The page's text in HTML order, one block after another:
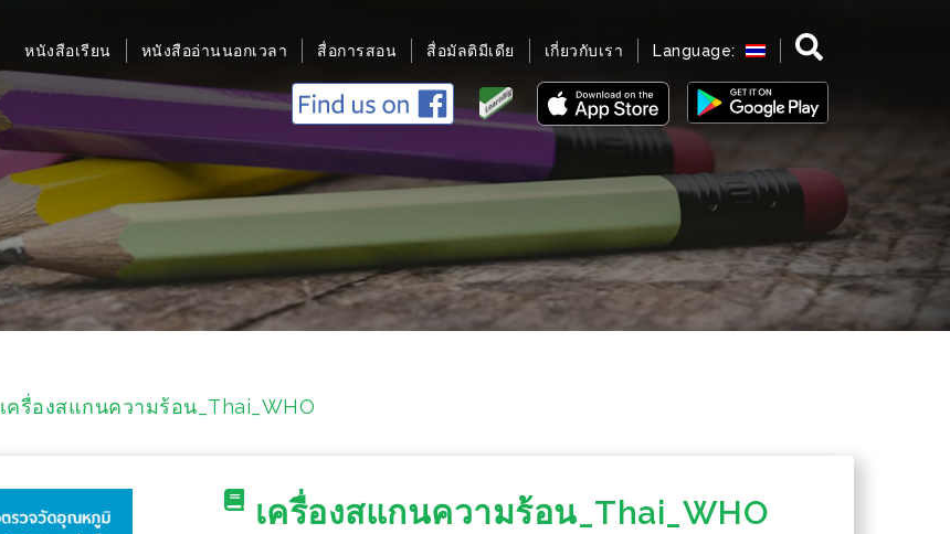
หนังสือเรียน หนังสืออ่านนอกเวลา สื่อการสอน สื่อมัลติมีเดีย เกี่ยวกับเรา Language:
เครื่องสแกนความร้อน_Thai_WHO
เครื่องสแกนความร้อน_Thai_WHO